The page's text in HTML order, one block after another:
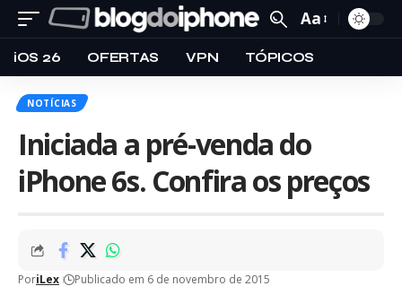
Aa
iOS 26 OFERTAS VPN TÓPICOS
NOTÍCIAS
Iniciada a pré-venda do
iPhone 6s. Confira os preços
PoriLex Publicado em 6 de novembro de 2015